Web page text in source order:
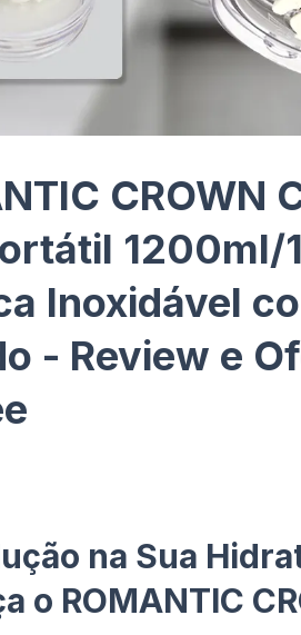
CROWN
1200ml/
Inoxidável
- Review e
na Sua
o ROMANTIC